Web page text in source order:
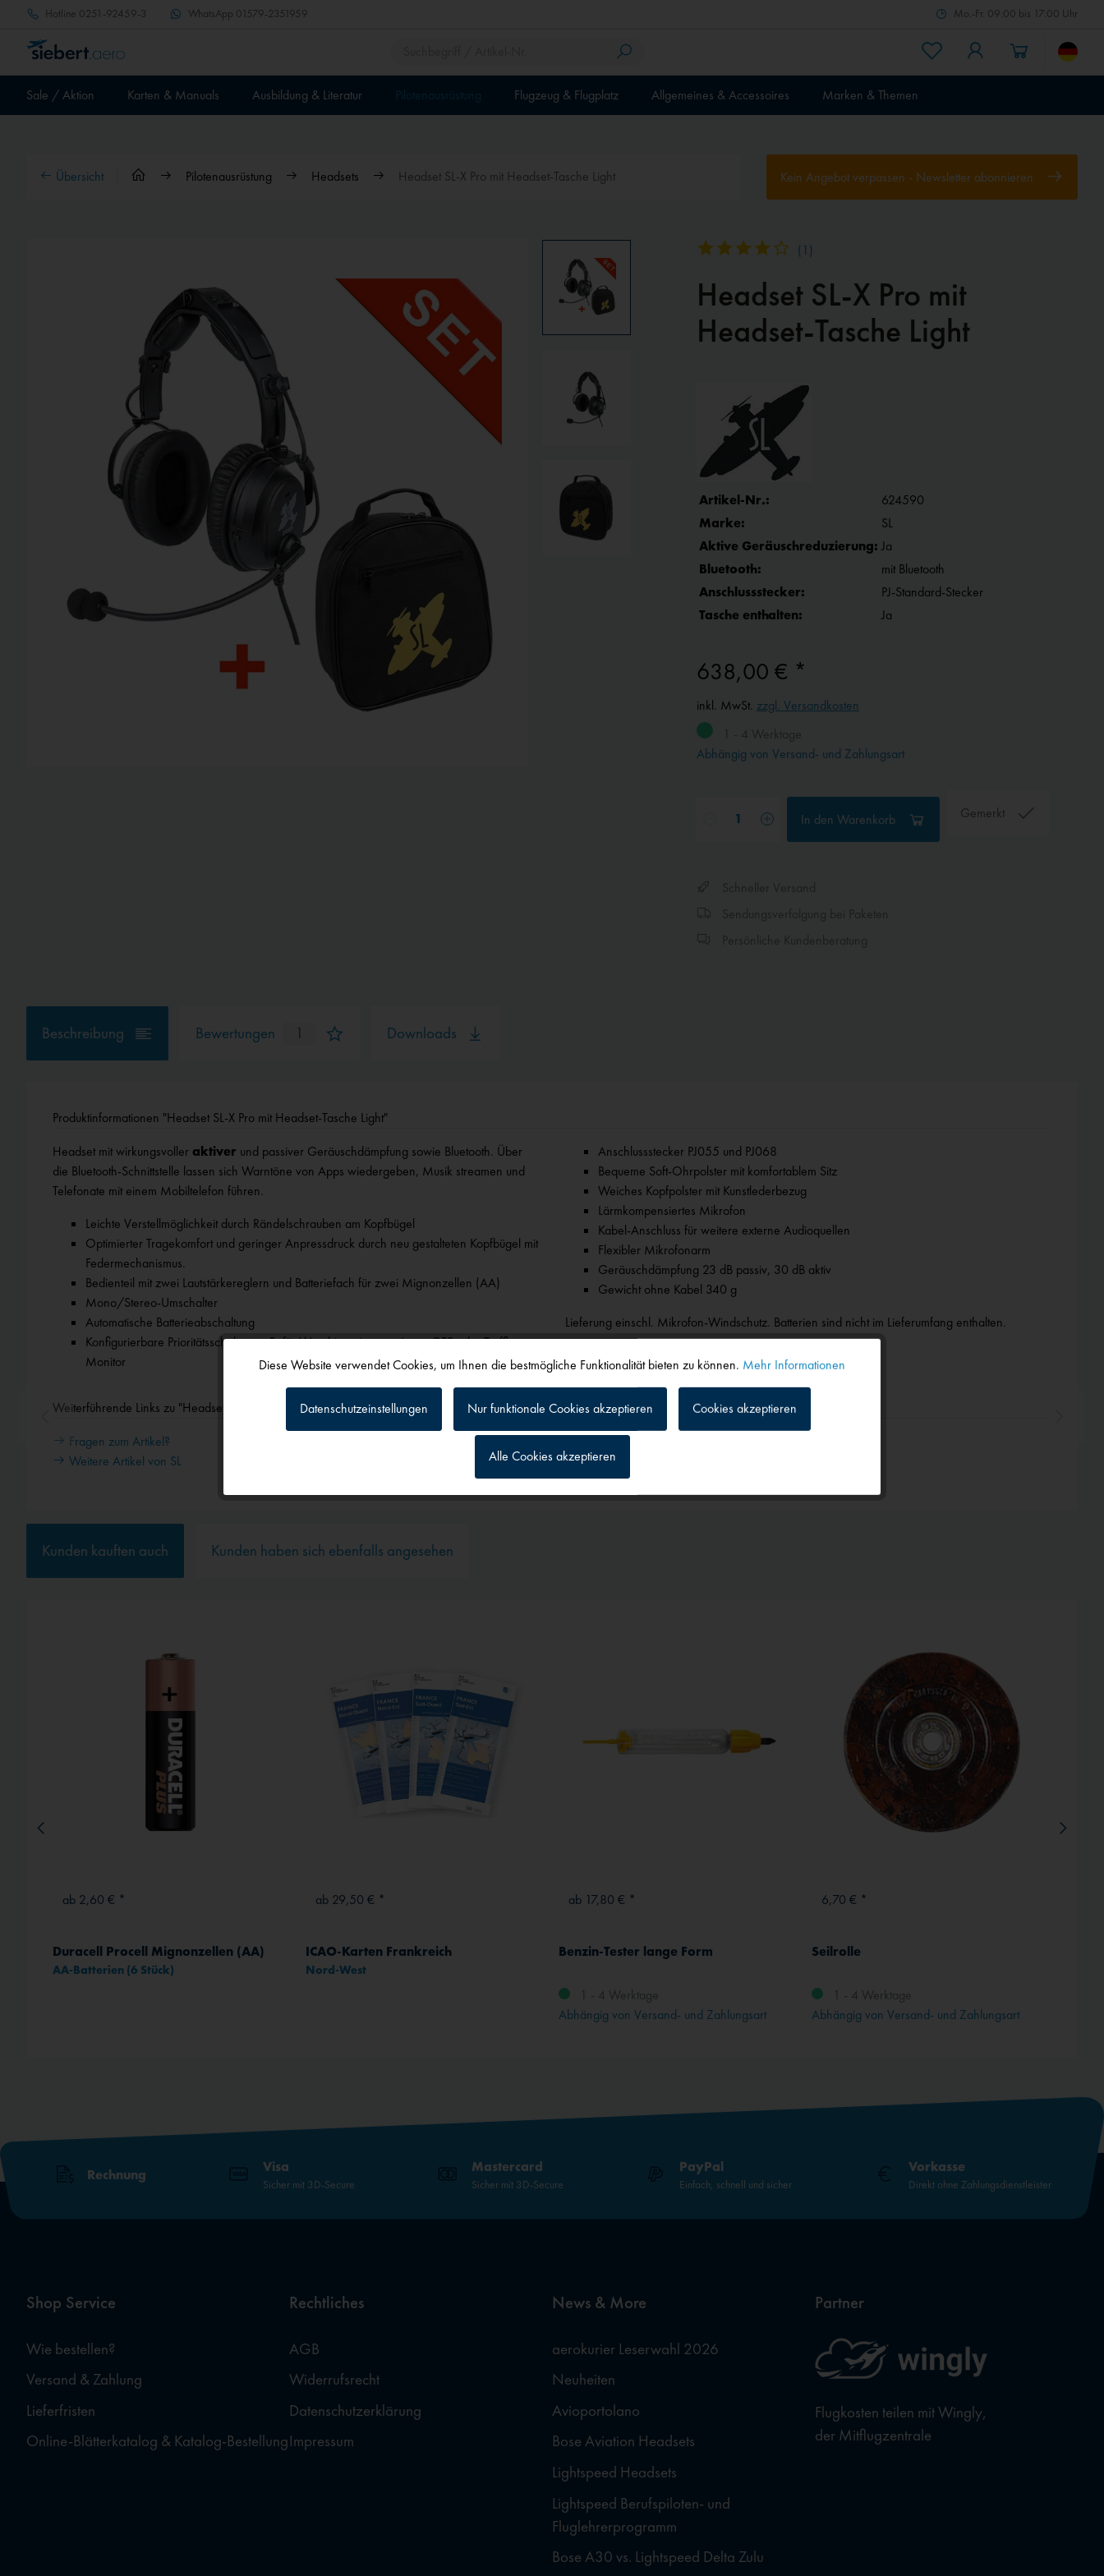
Hotline 0251-92459-3 WhatsApp 01579-2351959 Mo.-Fr. 09:00 bis 17:00 Uhr
Sale / Aktion Karten & Manuals Ausbildung & Literatur Flugzeug & Flugplatz Allgemeines & Accessoires Marken & Themen
Übersicht Pilotenausrüstung Headsets Headset SL-X Pro mit Headset-Tasche Light Kein Angebot verpassen - Newsletter abonnieren
( 1 )
Headset SL-X Pro mit
Headset-Tasche Light
Artikel-Nr.:
624590
Marke:
SL
Aktive Geräuschreduzierung: Ja
Bluetooth:
mit Bluetooth
Anschlussstecker:
PJ-Standard-Stecker
Tasche enthalten:
Ja
638,00 € *
inkl. MwSt. zzgl. Versandkosten
Abhängig von Versand- und Zahlungsart
In den Warenkorb Gemerkt
Beschreibung Bewertungen 1 Downloads
Produktinformationen "Headset SL-X Pro mit Headset-Tasche Light"
Headset mit wirkungsvoller aktiver und passiver Geräuschdämpfung sowie Bluetooth. Über
die Bluetooth-Schnittstelle lassen sich Warntöne von Apps wiedergeben, Musik streamen und
Telefonate mit einem Mobiltelefon führen.
Leichte Verstellmöglichkeit durch Rändelschrauben am Kopfbügel
Optimierter Tragekomfort und geringer Anpressdruck durch neu gestalteten Kopfbügel mit
Federmechanismus.
Bedienteil mit zwei Lautstärkereglern und Batteriefach für zwei Mignonzellen (AA)
Mono/Stereo-Umschalter
Automatische Batterieabschaltung
Konfigurierbare Prioritätsschaltung z.B. für Warnhinweise von Apps, GPS oder Traffic
Monitor
Anschlussstecker PJ055 und PJ068
Bequeme Soft-Ohrpolster mit komfortablem Sitz
Weiches Kopfpolster mit Kunstlederbezug
Lärmkompensiertes Mikrofon
Kabel-Anschluss für weitere externe Audioquellen
Flexibler Mikrofonarm
Geräuschdämpfung 23 dB passiv, 30 dB aktiv
Gewicht ohne Kabel 340 g
Lieferung einschl. Mikrofon-Windschutz. Batterien sind nicht im Lieferumfang enthalten.
Weiterführende Links zu "Headset SL-X Pro mit Headset-Tasche Light"
Fragen zum Artikel?
Weitere Artikel von SL
Kunden kauften auch Kunden haben sich ebenfalls angesehen
ab 2,60 € *
Duracell Procell Mignonzellen (AA)
AA-Batterien (6 Stück)
ab 29,50 € *
ICAO-Karten Frankreich
Nord-West
ab 17,80 € *
Benzin-Tester lange Form
1 - 4 Werktage
Abhängig von Versand- und Zahlungsart
6,70 € *
Seilrolle
1 - 4 Werktage
Abhängig von Versand- und Zahlungsart
Rechnung Visa
Sicher mit 3D-Secure
Mastercard
Sicher mit 3D-Secure
PayPal
Einfach, schnell und sicher
Vorkasse
Direkt ohne Zahlungsdienstleister
Shop Service
Wie bestellen?
Versand & Zahlung
Lieferfristen
Online-Blätterkatalog & Katalog-Bestellung
Rechtliches
AGB
Widerrufsrecht
Datenschutzerklärung
Impressum
News & More
aerokurier Leserwahl 2026
Neuheiten
Avioportolano
Bose Aviation Headsets
Lightspeed Headsets
Lightspeed Berufspiloten- und
Fluglehrerprogramm
Bose A30 vs. Lightspeed Delta Zulu
Partner
Flugkosten teilen mit Wingly,
der Mitflugzentrale
Tracking Inaktiv
Diese Website verwendet Cookies, um Ihnen die bestmögliche Funktionalität bieten zu können. Mehr Informationen
Datenschutzeinstellungen Nur funktionale Cookies akzeptieren Cookies akzeptieren
Alle Cookies akzeptieren